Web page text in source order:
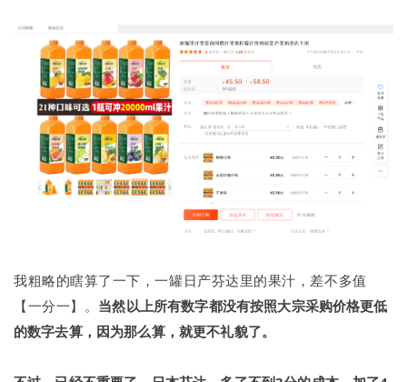
我粗略的瞎算了一下，一罐日产芬达里的果汁，差不多值
【一分一】。 当然以上所有数字都没有按照大宗采购价格更低
的数字去算，因为那么算，就更不礼貌了。